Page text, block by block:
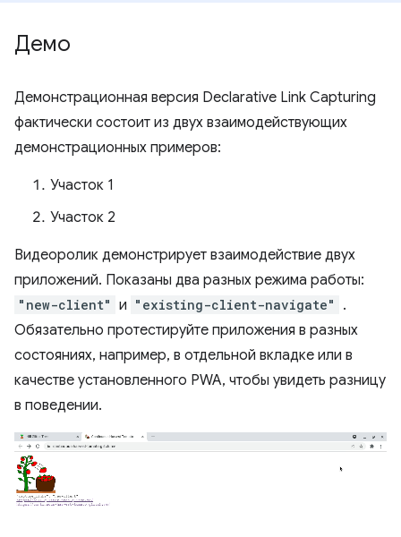
Демо
Демонстрационная версия Declarative Link Capturing
фактически состоит из двух взаимодействующих
демонстрационных примеров:
Участок 1
Участок 2
Видеоролик демонстрирует взаимодействие двух
приложений. Показаны два разных режима работы:
"new-client" и "existing-client-navigate"
.
Обязательно протестируйте приложения в разных
состояниях, например, в отдельной вкладке или в
качестве установленного PWA, чтобы увидеть разницу
в поведении.